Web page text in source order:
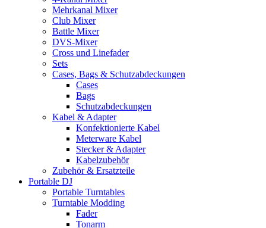
Mehrkanal Mixer
Club Mixer
Battle Mixer
DVS-Mixer
Cross und Linefader
Sets
Cases, Bags & Schutzabdeckungen
Cases
Bags
Schutzabdeckungen
Kabel & Adapter
Konfektionierte Kabel
Meterware Kabel
Stecker & Adapter
Kabelzubehör
Zubehör & Ersatzteile
Portable DJ
Portable Turntables
Turntable Modding
Fader
Tonarm